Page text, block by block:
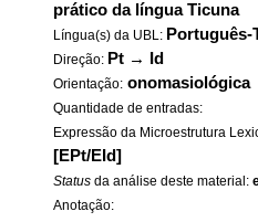
prático da língua Ticuna
Língua(s) da UBL: Português-
Direção: Pt → Id
Orientação: onomasiológica
Quantidade de entradas:
Expressão da Microestrutura
[EPt/EId]
Status da análise deste material:
Anotação: